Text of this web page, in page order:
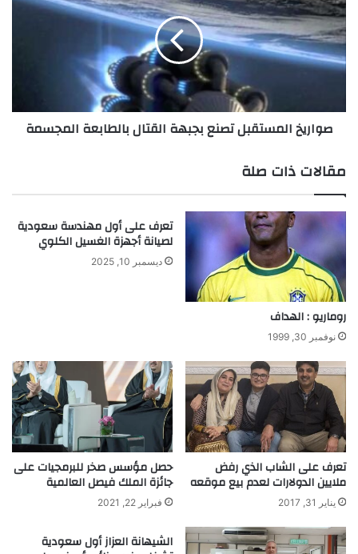
ي
م
و
ن
ج
ح
ق
ق
أ
ك
ث
ر
ن
1
0
م
ا
ي
ي
ن
ا
ر
ي
خ
م
ب
ل
ت
ن
ب
ج
ب
ه
ا
ل
ت
ا
ل
ب
ا
ل
ا
ب
صواريخ المستقبل تصنع بجبهة القتال بالطابعة المجسمة
مقالات ذات صلة
روماريو : الهداف
نوفمبر 30, 1999
تعرف على أول مهندسة سعودية
لصيانة أجهزة الغسيل الكلوي
ديسمبر 10, 2025
تعرف على الشاب الذي رفض
ملايين الدولارات لعدم بيع موقعه
يناير 31, 2017
حصل مؤسس صخر للبرمجيات على
جائزة الملك فيصل العالمية
فبراير 22, 2021
الشيهانة العزاز أول سعودية